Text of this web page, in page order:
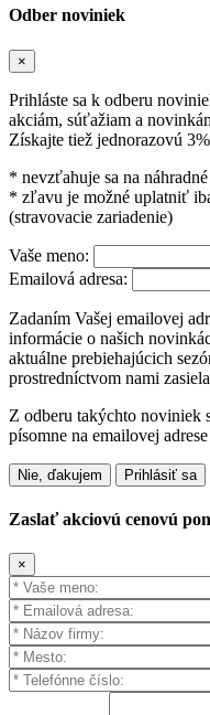
Odber noviniek
×
Prihláste sa k odberu
akciám, súťažiam a
Získajte tiež jednorazovú
* nevzťahuje sa na
* zľavu je možné uplatniť
(stravovacie zariadenie)
Vaše meno:
Emailová adresa:
Zadaním Vašej emailovej
informácie o našich
aktuálne prebiehajúcich
prostredníctvom nami
Z odberu takýchto noviniek
písomne na emailovej
Nie, ďakujem Prihlásiť sa
Zaslať akciovú cenovú
×